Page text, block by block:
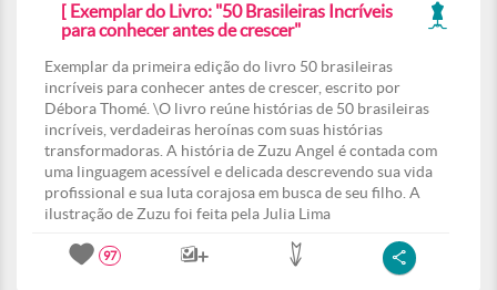
[ Exemplar do Livro: "50 Brasileiras Incríveis
para conhecer antes de crescer"
Exemplar da primeira edição do livro 50 brasileiras
incríveis para conhecer antes de crescer, escrito por
Débora Thomé. \O livro reúne histórias de 50 brasileiras
incríveis, verdadeiras heroínas com suas histórias
transformadoras. A história de Zuzu Angel é contada com
uma linguagem acessível e delicada descrevendo sua vida
profissional e sua luta corajosa em busca de seu filho. A
ilustração de Zuzu foi feita pela Julia Lima
97